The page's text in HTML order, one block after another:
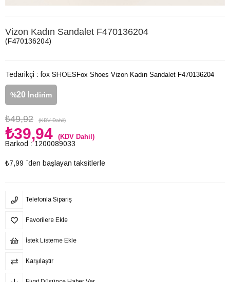
Vizon Kadın Sandalet F470136204
(F470136204)
Tedarikçi : fox SHOES
%20 İndirim
₺49,92 (KDV Dahil)
₺39,94 (KDV Dahil)
Barkod : 1200089033
₺7,99 `den başlayan taksitlerle
Fox Shoes Vizon Kadın Sandalet F470136204
Telefonla Sipariş
Favorilere Ekle
İstek Listeme Ekle
Karşılaştır